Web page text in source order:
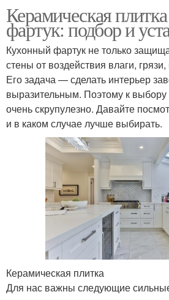
Керамическая
фартук: подбор и
Кухонный фартук не только
стены от воздействия влаги,
Его задача — сделать интерьер
выразительным. Поэтому к выбору
очень скрупулезно. Давайте
и в каком случае лучше выбирать.
Керамическая плитка
Для нас важны следующие